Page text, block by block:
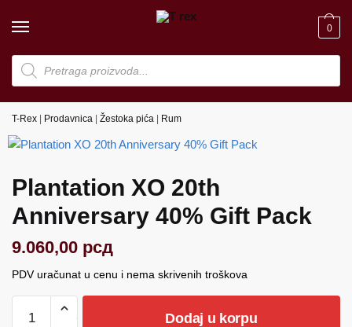
Products
search
0
T-Rex Prodavnica Žestoka pića Rum
Plantation XO 20th
Anniversary 40% Gift Pack
9.060,00 рсд
PDV uračunat u cenu i nema skrivenih troškova
Dodaj u korpu